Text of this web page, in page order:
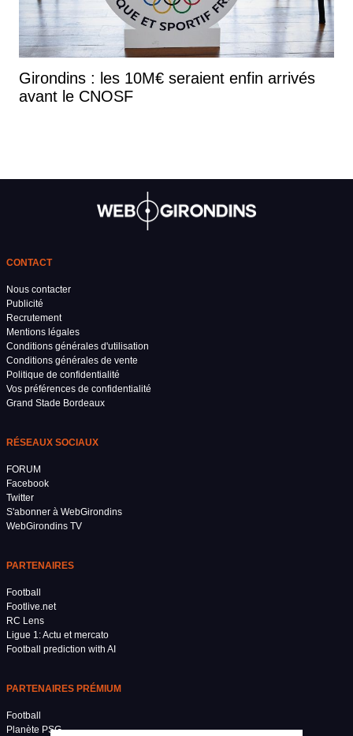
Girondins : les 10M€ seraient enfin arrivés
avant le CNOSF
CONTACT
Nous contacter
Publicité
Recrutement
Mentions légales
Conditions générales d'utilisation
Conditions générales de vente
Politique de confidentialité
Vos préférences de confidentialité
Grand Stade Bordeaux
RÉSEAUX SOCIAUX
FORUM
Facebook
Twitter
S'abonner à WebGirondins
WebGirondins TV
PARTENAIRES
Football
Footlive.net
RC Lens
Ligue 1: Actu et mercato
Football prediction with AI
PARTENAIRES PRÉMIUM
Football
Planète PSG